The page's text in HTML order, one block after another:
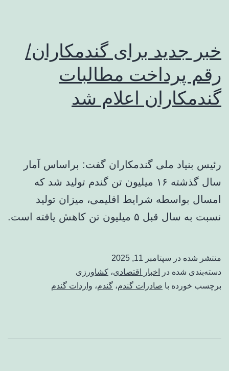
خبر جدید برای گندمکاران/
رقم پرداخت مطالبات
گندمکاران اعلام شد
رئیس بنیاد ملی گندمکاران گفت: براساس آمار
سال گذشته ۱۶ میلیون تن گندم تولید شد که
امسال بواسطه شرایط اقلیمی، میزان تولید
نسبت به سال قبل ۵ میلیون تن کاهش یافته است.
منتشر شده در سپتامبر 11, 2025
دسته‌بندی شده در
اخبار اقتصادی، کشاورزی
برچسب خورده با صادرات گندم، گندم، واردات گندم